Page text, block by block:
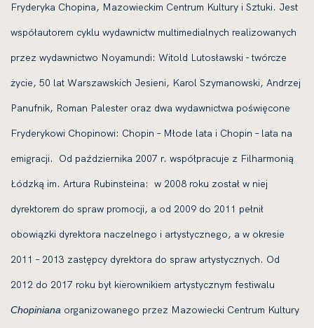
Fryderyka Chopina, Mazowieckim Centrum Kultury i Sztuki. Jest
współautorem cyklu wydawnictw multimedialnych realizowanych
przez wydawnictwo Noyamundi: Witold Lutosławski - twórcze
życie, 50 lat Warszawskich Jesieni, Karol Szymanowski, Andrzej
Panufnik, Roman Palester oraz dwa wydawnictwa poświęcone
Fryderykowi Chopinowi: Chopin – Młode lata i Chopin – lata na
emigracji. Od października 2007 r. współpracuje z Filharmonią
Łódzką im. Artura Rubinsteina: w 2008 roku został w niej
dyrektorem do spraw promocji, a od 2009 do 2011 pełnił
obowiązki dyrektora naczelnego i artystycznego, a w okresie
2011 – 2013 zastępcy dyrektora do spraw artystycznych. Od
2012 do 2017 roku był kierownikiem artystycznym festiwalu
Chopiniana organizowanego przez Mazowiecki Centrum Kultury